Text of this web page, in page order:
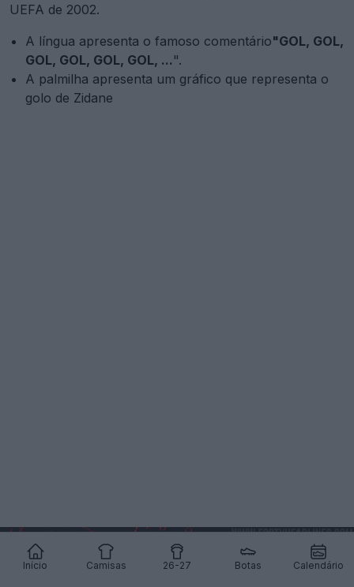
Início Camisas 26-27 Botas Calendário
UEFA de 2002.
A língua apresenta o famoso comentário"GOL, GOL,
GOL, GOL, GOL, GOL, ... ".
A palmilha apresenta um gráfico que representa o
golo de Zidane